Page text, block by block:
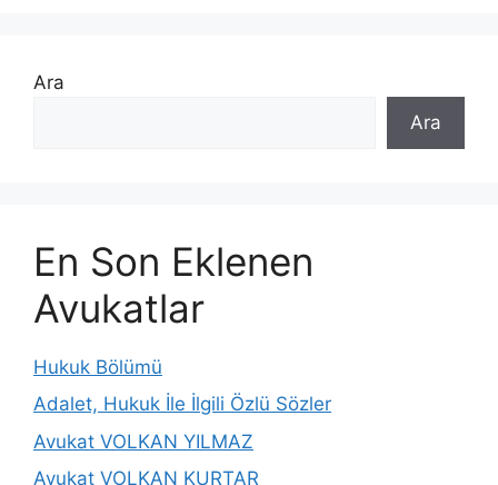
Ara
Ara
En Son Eklenen
Avukatlar
Hukuk Bölümü
Adalet, Hukuk İle İlgili Özlü Sözler
Avukat VOLKAN YILMAZ
Avukat VOLKAN KURTAR